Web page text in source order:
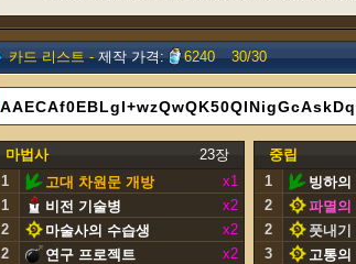
카드 리스트 -제작 가격: 6240 30/30
마법사
23장
1
고대 차원문 개방
x1
1
비전 기술병
x2
2
마술사의 수습생
x2
2
연구 프로젝트
x2
중립
1
빙하의
2
파멸의
2
풋내기
3
고통의